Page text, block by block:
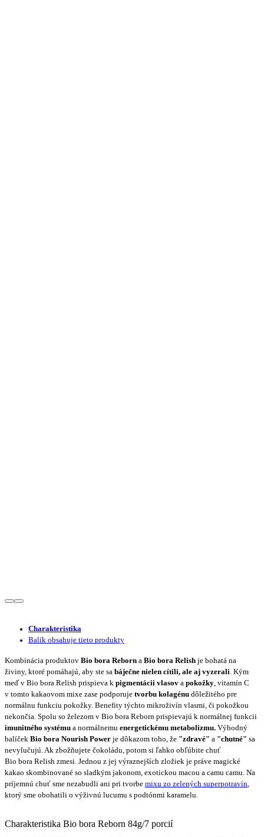
Charakteristika
Balík obsahuje tieto produkty
Kombinácia produktov Bio bora Reborn a Bio bora Relish je bohatá na
živiny, ktoré pomáhajú, aby ste sa báječne nielen cítili, ale aj vyzerali. Kým
meď v Bio bora Relish prispieva k pigmentácii vlasov a pokožky, vitamín C
v tomto kakaovom mixe zase podporuje tvorbu kolagénu dôležitého pre
normálnu funkciu pokožky. Benefity týchto mikroživín vlasmi, či pokožkou
nekončia. Spolu so železom v Bio bora Reborn prispievajú k normálnej funkcii
imunitného systému a normálnemu energetickému metabolizmu. Výhodný
balíček Bio bora Nourish Power je dôkazom toho, že "zdravé" a "chutné" sa
nevylučujú. Ak zbožňujete čokoládu, potom si ľahko obľúbite chuť
Bio bora Relish zmesi. Jednou z jej výraznejších zložiek je práve magické
kakao skombinované so sladkým jakonom, exotickou macou a camu camu. Na
príjemnú chuť sme nezabudli ani pri tvorbe mixu zo zelených superpotravín,
ktorý sme obohatili o výživnú lucumu s podtónmi karamelu.
Charakteristika Bio bora Reborn 84g/7 porcií